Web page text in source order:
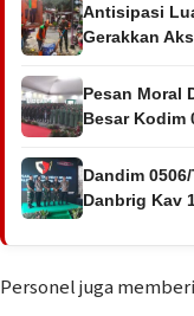
Antisipasi
Gerakkan
Pesan Moral
Besar Kodim
Dandim
Danbrig Kav
Personel juga